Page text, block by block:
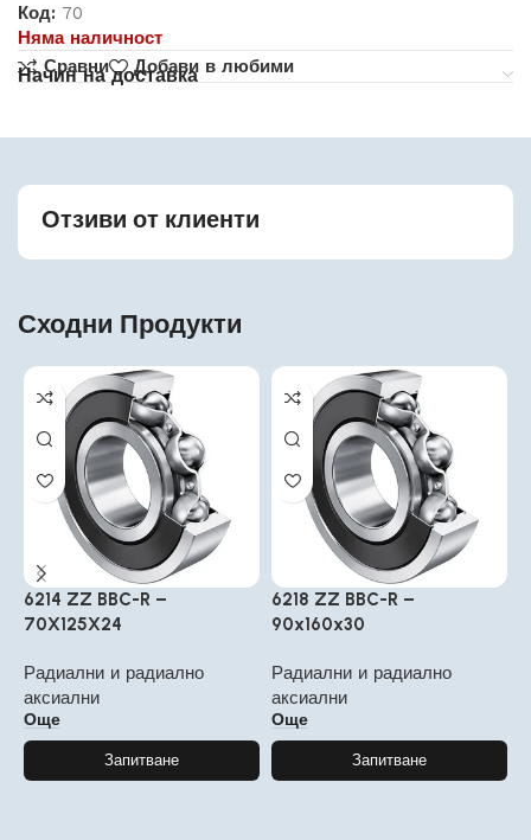
Код: 70
Няма наличност
Сравни
Добави в любими
Начин на доставка
Отзиви от клиенти
Сходни Продукти
6214 ZZ BBC-R –
70X125X24
Радиални и радиално
аксиални
Още
Запитване
6218 ZZ BBC-R –
90x160x30
Радиални и радиално
аксиални
Още
Запитване